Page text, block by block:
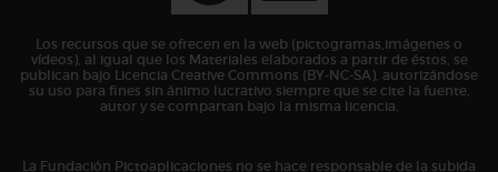
Los recursos que se ofrecen en la web (pictogramas,imágenes o
vídeos), al igual que los Materiales elaborados a partir de éstos, se
publican bajo Licencia Creative Commons (BY-NC-SA), autorizándose
su uso para fines sin ánimo lucrativo siempre que se cite la fuente,
autor y se compartan bajo la misma licencia.
La Fundación Pictoaplicaciones no se hace responsable de la subida